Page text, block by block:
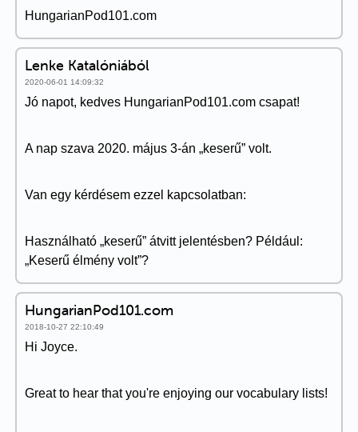
HungarianPod101.com
Lenke Katalóniából
2020-06-01 14:09:32
Jó napot, kedves HungarianPod101.com csapat!
A nap szava 2020. május 3-án „keserű” volt.
Van egy kérdésem ezzel kapcsolatban:
Használható „keserű” átvitt jelentésben? Például:
„Keserű élmény volt”?
HungarianPod101.com
2018-10-27 22:10:49
Hi Joyce.
Great to hear that you're enjoying our vocabulary lists!